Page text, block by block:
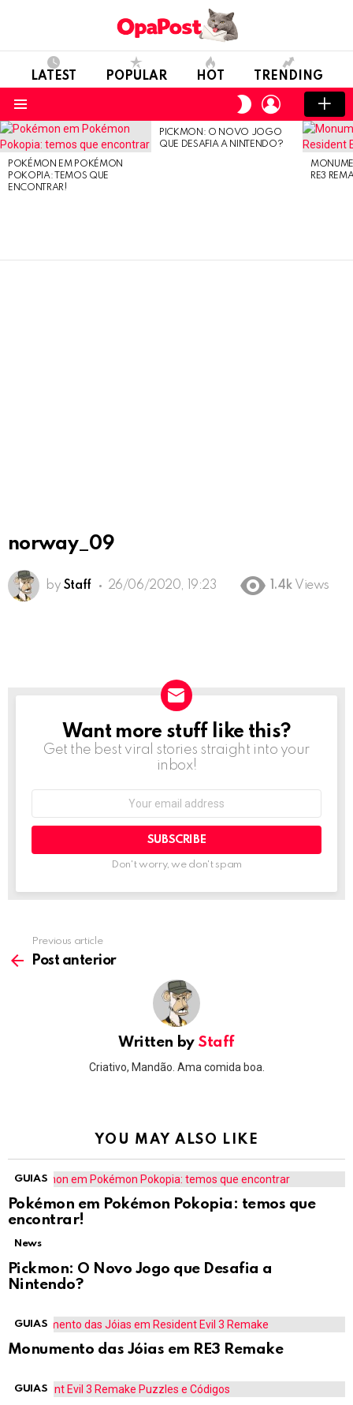
LATEST POPULAR HOT TRENDING
SWITCH
SKIN
LOGIN
LATEST
STORIES
POKÉMON EM POKÉMON
POKOPIA: TEMOS QUE
ENCONTRAR!
PICKMON: O NOVO JOGO
QUE DESAFIA A NINTENDO?
RE3
norway_09
by Staff 26/06/2020, 19:23 1.4k Views
NEWSLETTER
Want more stuff like this?
Get the best viral stories straight into your
inbox!
Don't worry, we don't spam
more
Previous article
Post anterior
Written by Staff
Criativo, Mandão. Ama comida boa.
YOU MAY ALSO LIKE
GUIAS
Pokémon em Pokémon Pokopia: temos que
encontrar!
News
Pickmon: O Novo Jogo que Desafia a
Nintendo?
GUIAS
Monumento das Jóias em RE3 Remake
GUIAS